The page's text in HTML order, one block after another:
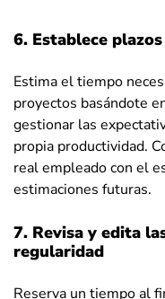
6. Establece
Estima el tiempo
proyectos basándote
gestionar las
propia productividad.
real empleado con el
estimaciones futuras.
7. Revisa y edita
regularidad
Reserva un tiempo al